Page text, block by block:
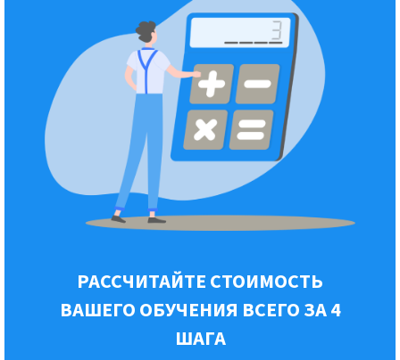
РАССЧИТАЙТЕ СТОИМОСТЬ
ВАШЕГО ОБУЧЕНИЯ ВСЕГО ЗА 4
ШАГА